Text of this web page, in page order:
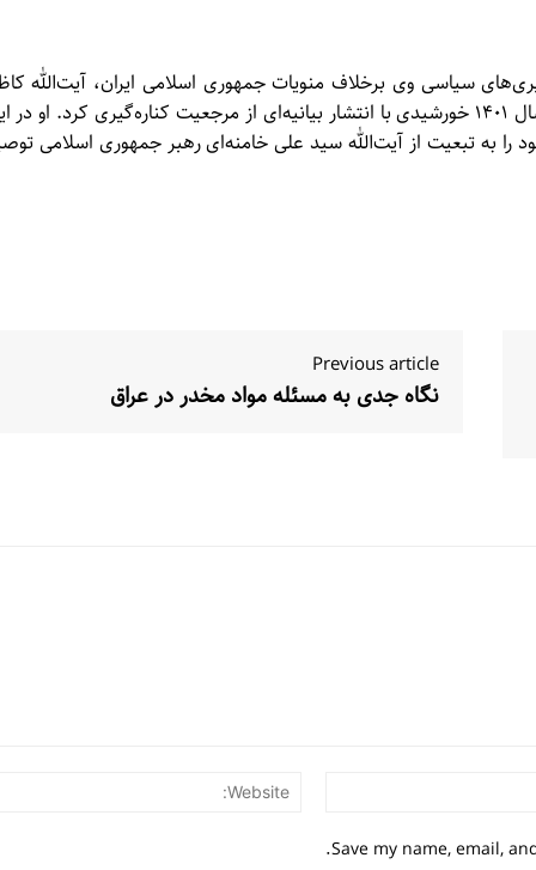
سیاسی وی برخلاف منویات جمهوری اسلامی ایران، آیت‌الله
حائری در اول صفر سال ۱۴۴۴ قمری مصادف با ۷ شهریور سال ۱۴۰۱ خورشیدی با انتشار بیانیه‌ای از مرجعیت کناره‌گیری کرد. او
را به تبعیت از آیت‌الله سید علی خامنه‌ای رهبر جمهوری اسلامی
Previous article
نگاه جدی به مسئله مواد مخدر در عراق
Save my name, email,